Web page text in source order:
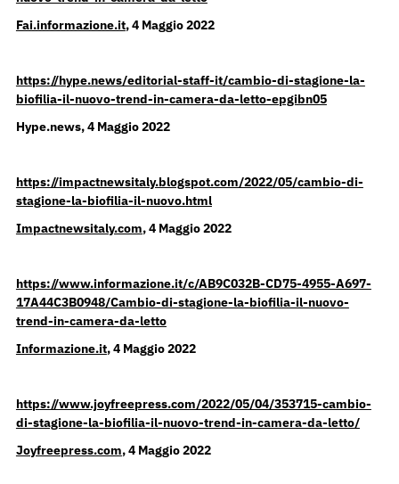
Fai.informazione.it, 4 Maggio 2022
https://hype.news/editorial-staff-it/cambio-di-stagione-la-
biofilia-il-nuovo-trend-in-camera-da-letto-epgibn05
Hype.news, 4 Maggio 2022
https://impactnewsitaly.blogspot.com/2022/05/cambio-di-
stagione-la-biofilia-il-nuovo.html
Impactnewsitaly.com, 4 Maggio 2022
https://www.informazione.it/c/AB9C032B-CD75-4955-A697-
17A44C3B0948/Cambio-di-stagione-la-biofilia-il-nuovo-
trend-in-camera-da-letto
Informazione.it, 4 Maggio 2022
https://www.joyfreepress.com/2022/05/04/353715-cambio-
di-stagione-la-biofilia-il-nuovo-trend-in-camera-da-letto/
Joyfreepress.com, 4 Maggio 2022